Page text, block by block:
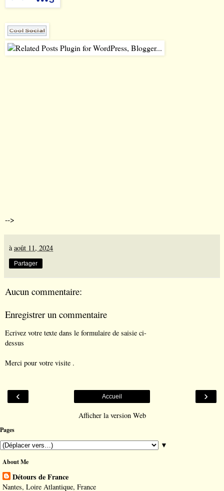
-->
à août 11, 2024
Partager
Aucun commentaire:
Enregistrer un commentaire
Ecrivez votre texte dans le formulaire de saisie ci-
dessus
Merci pour votre visite .
‹ ›
Accueil
Afficher la version Web
Pages
▼
About Me
Détours de France
Nantes, Loire Atlantique, France